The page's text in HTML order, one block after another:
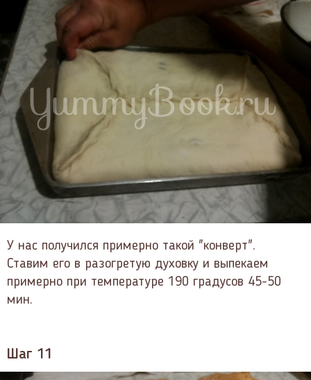
У нас получился примерно такой "конверт".
Ставим его в разогретую духовку и выпекаем
примерно при температуре 190 градусов 45-50
мин.
Шаг 11